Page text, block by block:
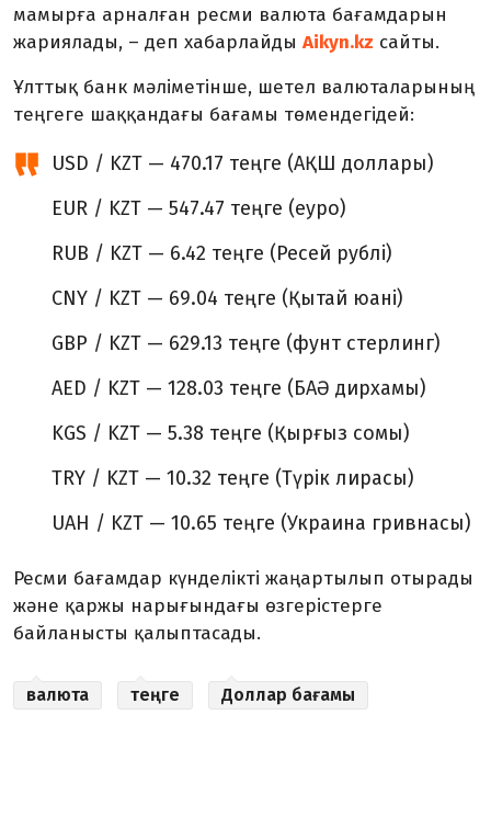
мамырға арналған ресми валюта бағамдарын
жариялады, – деп хабарлайды Aikyn.kz сайты.
Ұлттық банк мәліметінше, шетел валюталарының
теңгеге шаққандағы бағамы төмендегідей:
USD / KZT — 470.17 теңге (АҚШ доллары)
EUR / KZT — 547.47 теңге (еуро)
RUB / KZT — 6.42 теңге (Ресей рублі)
CNY / KZT — 69.04 теңге (Қытай юані)
GBP / KZT — 629.13 теңге (фунт стерлинг)
AED / KZT — 128.03 теңге (БАӘ дирхамы)
KGS / KZT — 5.38 теңге (Қырғыз сомы)
TRY / KZT — 10.32 теңге (Түрік лирасы)
UAH / KZT — 10.65 теңге (Украина гривнасы)
Ресми бағамдар күнделікті жаңартылып отырады
және қаржы нарығындағы өзгерістерге
байланысты қалыптасады.
валюта теңге Доллар бағамы